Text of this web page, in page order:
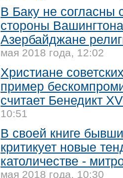
В Баку не согласны
стороны
Азербайджане
мая 2018 года, 12:02
Христиане
пример
считает Бенедикт
10:51
В своей книге
критикует новые
католичестве -
мая 2018 года, 10:30